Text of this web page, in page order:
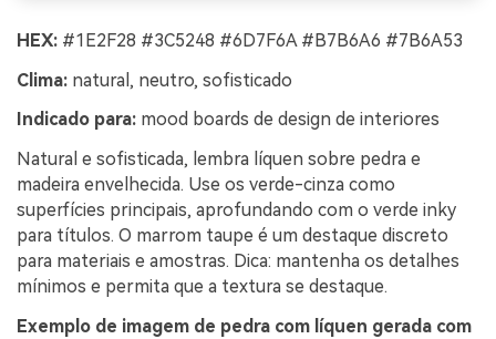
HEX: #1E2F28 #3C5248 #6D7F6A #B7B6A6 #7B6A53
Clima: natural, neutro, sofisticado
Indicado para: mood boards de design de interiores
Natural e sofisticada, lembra líquen sobre pedra e
madeira envelhecida. Use os verde-cinza como
superfícies principais, aprofundando com o verde inky
para títulos. O marrom taupe é um destaque discreto
para materiais e amostras. Dica: mantenha os detalhes
mínimos e permita que a textura se destaque.
Exemplo de imagem de pedra com líquen gerada com